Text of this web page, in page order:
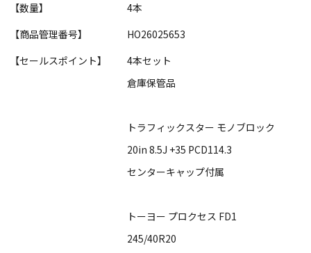
【数量】
4本
【商品管理番号】
HO26025653
【セールスポイント】
4本セット
倉庫保管品
トラフィックスター モノブロック
20in 8.5J +35 PCD114.3
センターキャップ付属
トーヨー プロクセス FD1
245/40R20